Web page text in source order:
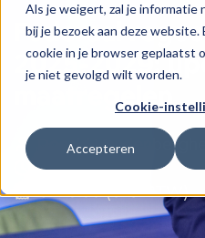
Als je weigert, zal je informatie
bij je bezoek aan deze
cookie in je browser geplaatst
je niet gevolgd wilt worden.
Cookie-
Accepteren
Federaal
2025-2029:
maatregelen
Donald Vandenberghe
1 u 40 min
€120.00 (excl BTW)